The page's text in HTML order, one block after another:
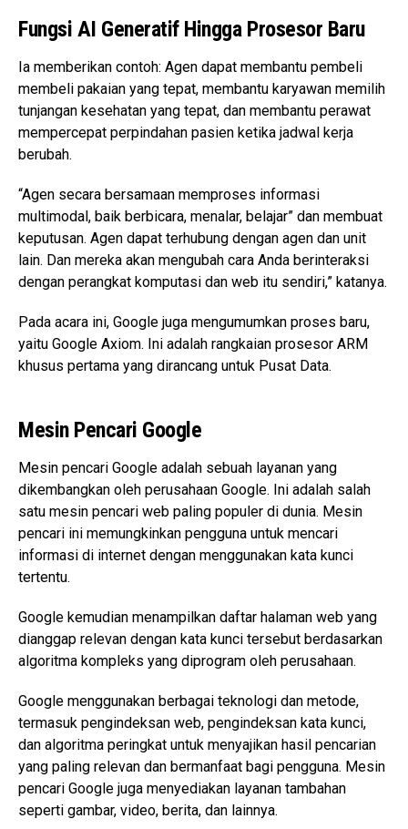
Fungsi AI Generatif Hingga Prosesor Baru
Ia memberikan contoh: Agen dapat membantu pembeli
membeli pakaian yang tepat, membantu karyawan memilih
tunjangan kesehatan yang tepat, dan membantu perawat
mempercepat perpindahan pasien ketika jadwal kerja
berubah.
“Agen secara bersamaan memproses informasi
multimodal, baik berbicara, menalar, belajar” dan membuat
keputusan. Agen dapat terhubung dengan agen dan unit
lain. Dan mereka akan mengubah cara Anda berinteraksi
dengan perangkat komputasi dan web itu sendiri,” katanya.
Pada acara ini, Google juga mengumumkan proses baru,
yaitu Google Axiom. Ini adalah rangkaian prosesor ARM
khusus pertama yang dirancang untuk Pusat Data.
Mesin Pencari Google
Mesin pencari Google adalah sebuah layanan yang
dikembangkan oleh perusahaan Google. Ini adalah salah
satu mesin pencari web paling populer di dunia. Mesin
pencari ini memungkinkan pengguna untuk mencari
informasi di internet dengan menggunakan kata kunci
tertentu.
Google kemudian menampilkan daftar halaman web yang
dianggap relevan dengan kata kunci tersebut berdasarkan
algoritma kompleks yang diprogram oleh perusahaan.
Google menggunakan berbagai teknologi dan metode,
termasuk pengindeksan web, pengindeksan kata kunci,
dan algoritma peringkat untuk menyajikan hasil pencarian
yang paling relevan dan bermanfaat bagi pengguna. Mesin
pencari Google juga menyediakan layanan tambahan
seperti gambar, video, berita, dan lainnya.